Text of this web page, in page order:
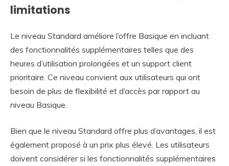
limitations
Le niveau Standard améliore l’offre Basique en incluant
des fonctionnalités supplémentaires telles que des
heures d’utilisation prolongées et un support client
prioritaire. Ce niveau convient aux utilisateurs qui ont
besoin de plus de flexibilité et d’accès par rapport au
niveau Basique.
Bien que le niveau Standard offre plus d’avantages, il est
également proposé à un prix plus élevé. Les utilisateurs
doivent considérer si les fonctionnalités supplémentaires